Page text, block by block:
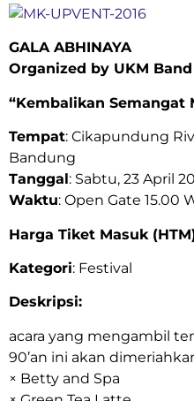
GALA ABHINAYA
Organized by UKM
“Kembalikan Semangat
Tempat: Cikapundung
Bandung
Tanggal: Sabtu, 23 April
Waktu: Open Gate 15.00
Harga Tiket Masuk
Kategori: Festival
Deskripsi:
acara yang mengambil
90’an ini akan
× Betty and Spa